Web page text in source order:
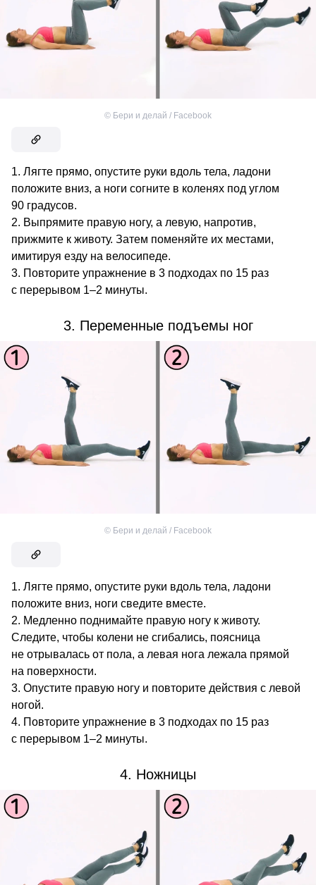
© Бери и делай / Facebook
Лягте прямо, опустите руки вдоль тела, ладони
положите вниз, а ноги согните в коленях под углом
90 градусов.
Выпрямите правую ногу, а левую, напротив,
прижмите к животу. Затем поменяйте их местами,
имитируя езду на велосипеде.
Повторите упражнение в 3 подходах по 15 раз
с перерывом 1–2 минуты.
3. Переменные подъемы ног
© Бери и делай / Facebook
Лягте прямо, опустите руки вдоль тела, ладони
положите вниз, ноги сведите вместе.
Медленно поднимайте правую ногу к животу.
Следите, чтобы колени не сгибались, поясница
не отрывалась от пола, а левая нога лежала прямой
на поверхности.
Опустите правую ногу и повторите действия с левой
ногой.
Повторите упражнение в 3 подходах по 15 раз
с перерывом 1–2 минуты.
4. Ножницы